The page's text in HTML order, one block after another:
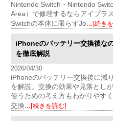
Nintendo Switch・Nintendo
Area）で修理するならアイプラ
Switchの本体に限らずJo…[続き
iPhoneのバッテリー交換後な
を徹底解説
2026/04/30
iPhoneのバッテリー交換後に減
を解説。交換の効果や見落とし
使うための考え方もわかりやす
交換…[続きを読む]